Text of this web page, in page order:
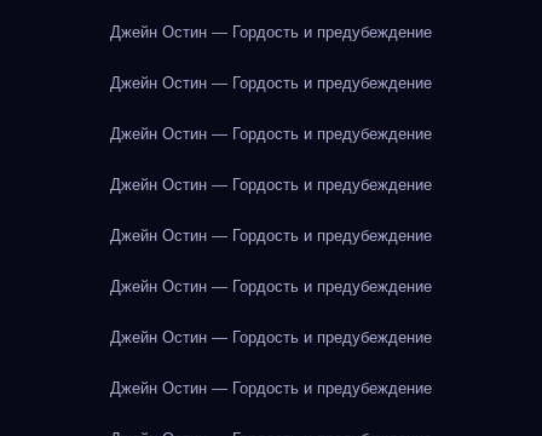
Джейн Остин — Гордость и предубеждение
Джейн Остин — Гордость и предубеждение
Джейн Остин — Гордость и предубеждение
Джейн Остин — Гордость и предубеждение
Джейн Остин — Гордость и предубеждение
Джейн Остин — Гордость и предубеждение
Джейн Остин — Гордость и предубеждение
Джейн Остин — Гордость и предубеждение